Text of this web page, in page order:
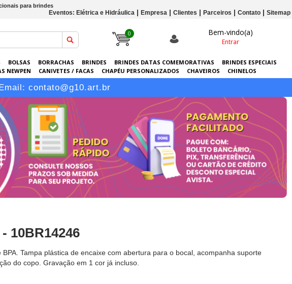
para brindes
Eventos: Elétrica e Hidráulica Empresa Clientes Parceiros Contato Sitemap
0 Bem-vindo(a)
Entrar
BOLSAS BORRACHAS BRINDES BRINDES DATAS COMEMORATIVAS
BRINDES ESPECIAIS
NEWPEN CANIVETES / FACAS CHAPÉU PERSONALIZADOS CHAVEIROS
CHINELOS
GARRAFAS PERSONALIZADAS GRÁFICA GUARDA-CHUVAS KITS
LANÇAMENTOS
LÁPIS
contato@g10.art.br
10BR14246
Tampa plástica de encaixe com abertura para o bocal, acompanha suporte
do copo. Gravação em 1 cor já incluso.